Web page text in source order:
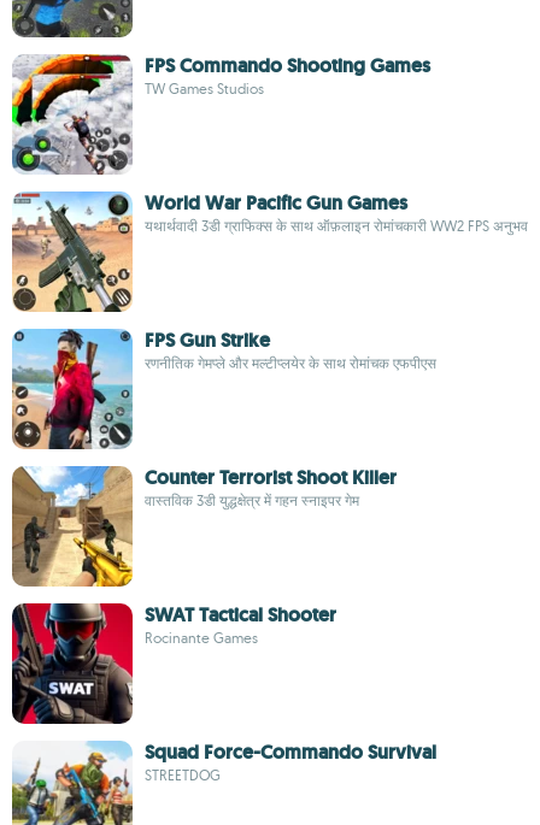
FPS Commando Shooting Games
TW Games Studios
World War Pacific Gun Games
यथार्थवादी 3डी ग्राफिक्स के साथ ऑफ़लाइन रोमांचकारी WW2 FPS अनुभव
FPS Gun Strike
रणनीतिक गेमप्ले और मल्टीप्लयेर के साथ रोमांचक एफपीएस
Counter Terrorist Shoot Killer
वास्तविक 3डी युद्धक्षेत्र में गहन स्नाइपर गेम
SWAT Tactical Shooter
Rocinante Games
Squad Force-Commando Survival
STREETDOG